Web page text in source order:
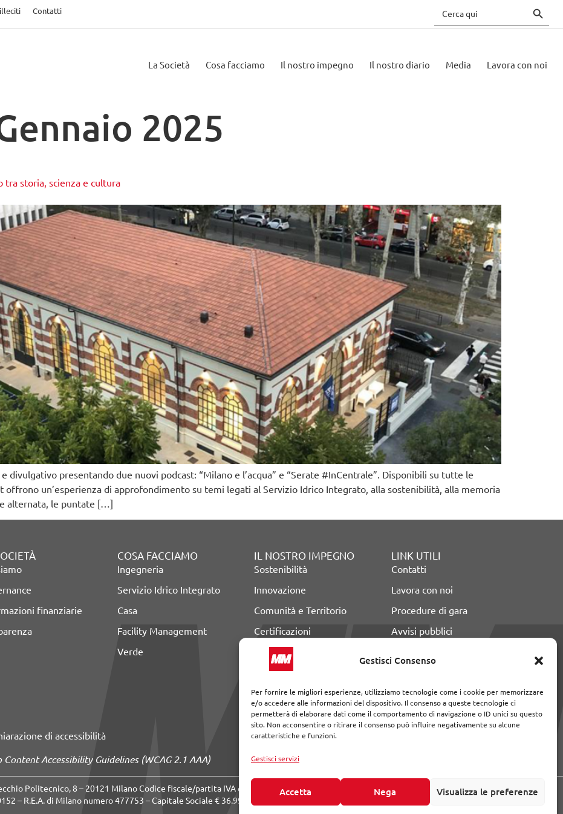
Gestisci Consenso
Per fornire le migliori esperienze, utilizziamo tecnologie come i cookie per memorizzare
e/o accedere alle informazioni del dispositivo. Il consenso a queste tecnologie ci
permetterà di elaborare dati come il comportamento di navigazione o ID unici su questo
sito. Non acconsentire o ritirare il consenso può influire negativamente su alcune
caratteristiche e funzioni.
Gestisci servizi
Accetta Nega Visualizza le preferenze
Contatti
for:
La Società Cosa facciamo Il nostro impegno Il nostro diario Media Lavora con noi
2025
tra storia, scienza e cultura
divulgativo presentando due nuovi podcast: “Milano e l’acqua” e “Serate #InCentrale”. Disponibili su tutte le
un’esperienza di approfondimento su temi legati al Servizio Idrico Integrato, alla sostenibilità, alla memoria
alternata, le puntate […]
finanziarie
COSA FACCIAMO
Ingegneria
Servizio Idrico Integrato
Casa
Facility Management
Verde
IL NOSTRO IMPEGNO
Sostenibilità
Innovazione
Comunità e Territorio
Certificazioni
LINK UTILI
Contatti
Lavora con noi
Procedure di gara
Avvisi pubblici
di accessibilità
Accessibility Guidelines (WCAG 2.1 AAA)
Politecnico, 8 – 20121 Milano Codice fiscale/partita IVA e numero
– R.E.A. di Milano numero 477753 – Capitale Sociale € 36.996.233 (i.v.) –
Seguici su: